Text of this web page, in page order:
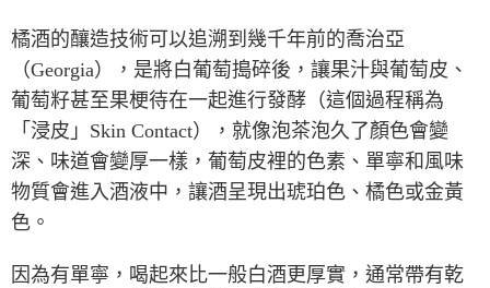
橘酒的釀造技術可以追溯到幾千年前的喬治亞
（Georgia），是將白葡萄搗碎後，讓果汁與葡萄皮、
葡萄籽甚至果梗待在一起進行發酵（這個過程稱為
「浸皮」 Skin Contact），就像泡茶泡久了顏色會變
深、味道會變厚一樣，葡萄皮裡的色素、單寧和風味
物質會進入酒液中，讓酒呈現出琥珀色、橘色或金黃
色。
因為有單寧，喝起來比一般白酒更厚實，通常帶有乾